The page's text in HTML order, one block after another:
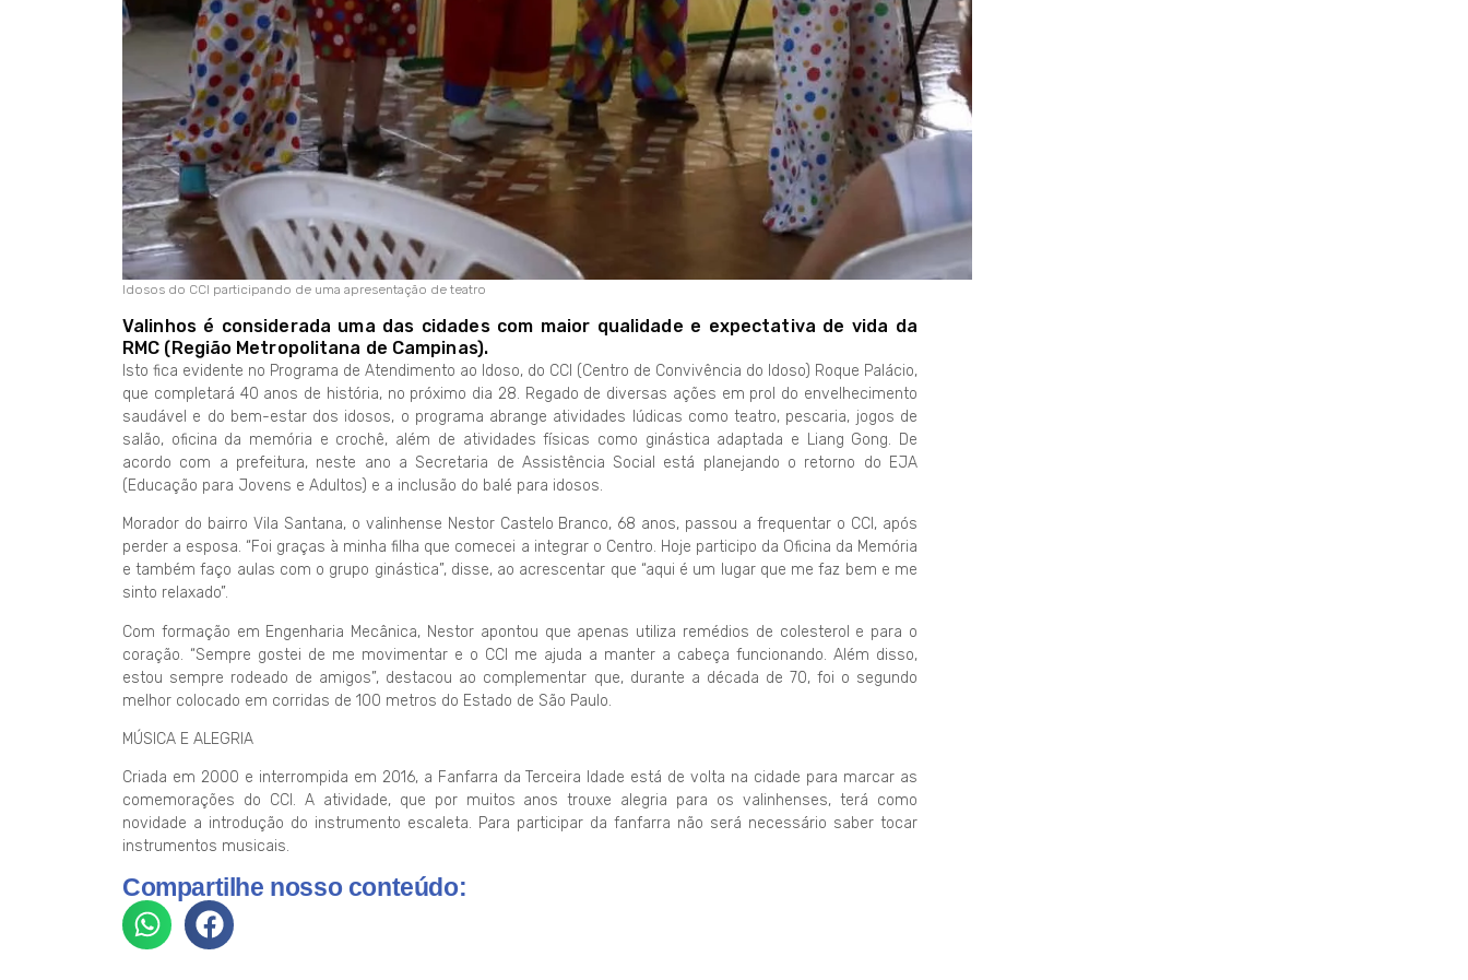
Idosos do CCI participando de uma apresentação de teatro
Valinhos é considerada uma das cidades com maior qualidade e expectativa de vida da
RMC (Região Metropolitana de Campinas).
Isto fica evidente no Programa de Atendimento ao Idoso, do CCI (Centro de Convivência do Idoso) Roque Palácio,
que completará 40 anos de história, no próximo dia 28. Regado de diversas ações em prol do envelhecimento
saudável e do bem-estar dos idosos, o programa abrange atividades lúdicas como teatro, pescaria, jogos de
salão, oficina da memória e crochê, além de atividades físicas como ginástica adaptada e Liang Gong. De
acordo com a prefeitura, neste ano a Secretaria de Assistência Social está planejando o retorno do EJA
(Educação para Jovens e Adultos) e a inclusão do balé para idosos.
Morador do bairro Vila Santana, o valinhense Nestor Castelo Branco, 68 anos, passou a frequentar o CCI, após
perder a esposa. “Foi graças à minha filha que comecei a integrar o Centro. Hoje participo da Oficina da Memória
e também faço aulas com o grupo ginástica”, disse, ao acrescentar que “aqui é um lugar que me faz bem e me
sinto relaxado”.
Com formação em Engenharia Mecânica, Nestor apontou que apenas utiliza remédios de colesterol e para o
coração. “Sempre gostei de me movimentar e o CCI me ajuda a manter a cabeça funcionando. Além disso,
estou sempre rodeado de amigos”, destacou ao complementar que, durante a década de 70, foi o segundo
melhor colocado em corridas de 100 metros do Estado de São Paulo.
MÚSICA E ALEGRIA
Criada em 2000 e interrompida em 2016, a Fanfarra da Terceira Idade está de volta na cidade para marcar as
comemorações do CCI. A atividade, que por muitos anos trouxe alegria para os valinhenses, terá como
novidade a introdução do instrumento escaleta. Para participar da fanfarra não será necessário saber tocar
instrumentos musicais.
Compartilhe nosso conteúdo: